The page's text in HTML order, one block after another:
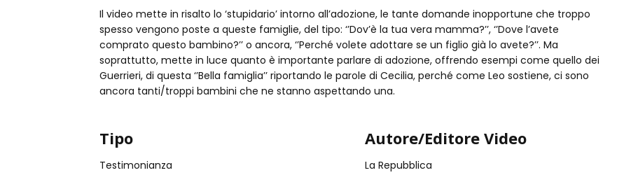
Il video mette in risalto lo ‘stupidario’ intorno all’adozione, le tante domande inopportune che troppo
spesso vengono poste a queste famiglie, del tipo: ‘’Dov’è la tua vera mamma?’’, ‘’Dove l’avete
comprato questo bambino?’’ o ancora, ‘’Perché volete adottare se un figlio già lo avete?’’. Ma
soprattutto, mette in luce quanto è importante parlare di adozione, offrendo esempi come quello dei
Guerrieri, di questa ‘’Bella famiglia’’ riportando le parole di Cecilia, perché come Leo sostiene, ci sono
ancora tanti/troppi bambini che ne stanno aspettando una.
Tipo
Testimonianza
Autore/Editore Video
La Repubblica